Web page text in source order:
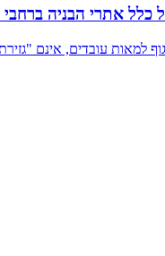
כלל אתרי הבניה
עובדים, אינם